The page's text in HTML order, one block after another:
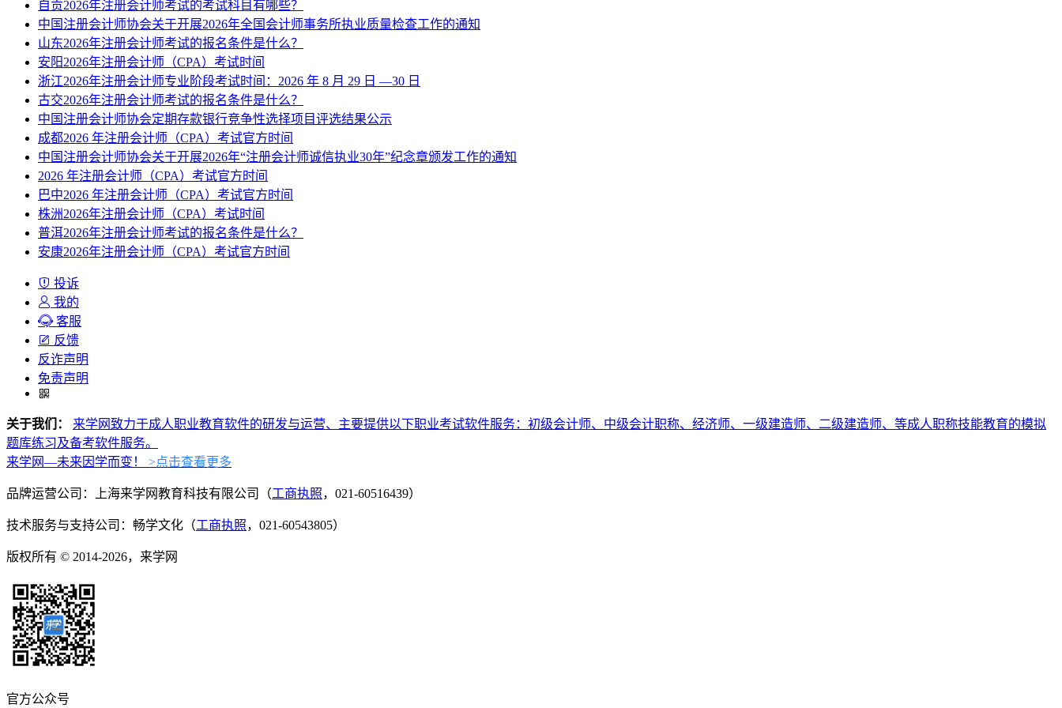
自贡2026年注册会计师考试的考试科目有哪些？
中国注册会计师协会关于开展2026年全国会计师事务所执业质量检查工作的通知
山东2026年注册会计师考试的报名条件是什么？
安阳2026年注册会计师（CPA）考试时间
浙江2026年注册会计师专业阶段考试时间：2026 年 8 月 29 日 —30 日
古交2026年注册会计师考试的报名条件是什么？
中国注册会计师协会定期存款银行竞争性选择项目评选结果公示
成都2026 年注册会计师（CPA）考试官方时间
中国注册会计师协会关于开展2026年“注册会计师诚信执业30年”纪念章颁发工作的通知
2026 年注册会计师（CPA）考试官方时间
巴中2026 年注册会计师（CPA）考试官方时间
株洲2026年注册会计师（CPA）考试时间
普洱2026年注册会计师考试的报名条件是什么？
安康2026年注册会计师（CPA）考试官方时间
投诉
我的
客服
反馈
反诈声明
免责声明
关于我们：
来学网致力于成人职业教育软件的研发与运营、主要提供以下职业考试软件服务：初级会计师、中级会计职称、经济师、一级建造师、二级建造师、等成人职称技能教育的模拟
题库练习及备考软件服务。
来学网—未来因学而变！
>点击查看更多
品牌运营公司：上海来学网教育科技有限公司（工商执照，021-60516439）
技术服务与支持公司：畅学文化（工商执照，021-60543805）
版权所有 © 2014-2026，来学网
官方公众号